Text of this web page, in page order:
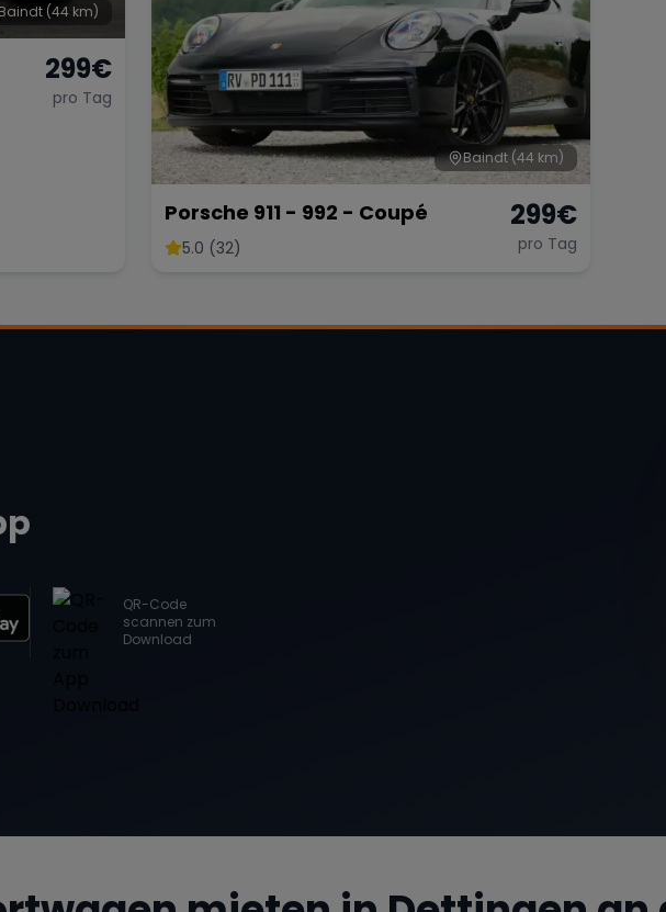
Baindt (44 km)
299€
pro Tag
Baindt (44 km)
Porsche 911 - 992 - Coupé
5.0 (32)
299€
pro Tag
QR-Code
scannen zum
Download